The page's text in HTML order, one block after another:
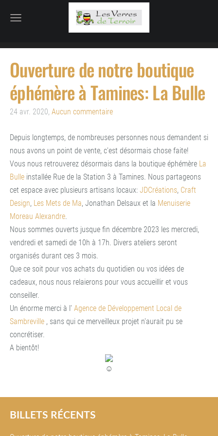
BILLETS RÉCENTS
Ouverture de notre boutique
éphémère à Tamines: La Bulle
24 avr. 2020, Aucun commentaire
Depuis longtemps, de nombreuses personnes nous demandent si
nous avons un point de vente, c'est désormais chose faite!
Vous nous retrouverez désormais dans la boutique éphémère La
Bulle installée Rue de la Station 3 à Tamines. Nous partageons
cet espace avec plusieurs artisans locaux: JDCréations, Craft
Design, Les Mets de Ma, Jonathan Delsaux et la Menuiserie
Moreau Alexandre.
Nous sommes ouverts jusque fin décembre 2023 les mercredi,
vendredi et samedi de 10h à 17h. Divers ateliers seront
organisés durant ces 3 mois.
Que ce soit pour vos achats du quotidien ou vos idées de
cadeaux, nous nous relaierons pour vous accueillir et vous
conseiller.
Un énorme merci à l' Agence de Développement Local de
Sambreville , sans qui ce merveilleux projet n'aurait pu se
concrétiser.
A bientôt!